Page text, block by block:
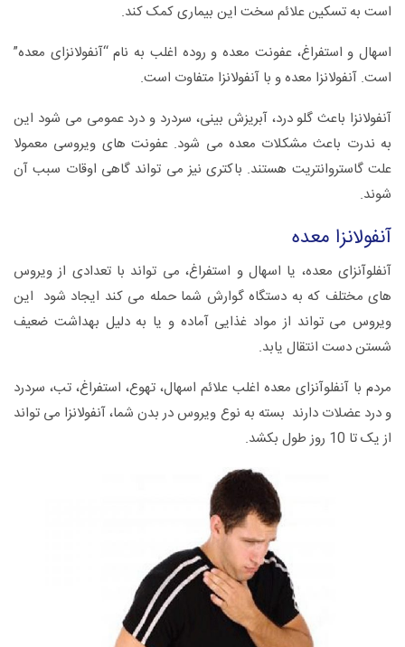
است به تسکین علائم سخت این بیماری کمک کند.
اسهال و استفراغ، عفونت معده و روده اغلب به نام “آنفولانزای معده”
است. آنفولانزا معده و با آنفولانزا متفاوت است.
آنفولانزا باعث گلو درد، آبریزش بینی، سردرد و درد عمومی می شود این
به ندرت باعث مشکلات معده می شود. عفونت های ویروسی معمولا
علت گاستروانتریت هستند. باکتری نیز می تواند گاهی اوقات سبب آن
شوند.
آنفولانزا معده
آنفلوآنزای معده، یا اسهال و استفراغ، می تواند با تعدادی از ویروس
های مختلف که به دستگاه گوارش شما حمله می کند ایجاد شود این
ویروس می تواند از مواد غذایی آماده و یا به دلیل بهداشت ضعیف
شستن دست انتقال یابد.
مردم با آنفلوآنزای معده اغلب علائم اسهال، تهوع، استفراغ، تب، سردرد
و درد عضلات دارند بسته به نوع ویروس در بدن شما، آنفولانزا می تواند
از یک تا 10 روز طول بکشد.